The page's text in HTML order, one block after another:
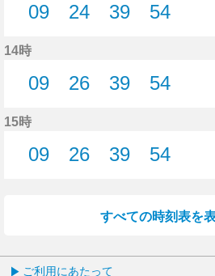
09
24
39
54
14時
09
26
39
54
15時
09
26
39
54
すべての時刻表を
ご利用にあたって